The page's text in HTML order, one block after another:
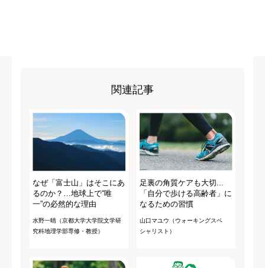
関連記事
なぜ「富士山」はそこにあ
るのか？…地球上で“唯
一”の必然的な理由
水野一晴（京都大学大学院文学研
究科地理学部専修・教授）
足裏の角質ケアも大切...
「自分で歩ける高齢者」に
なるための習慣
山口マユウ（ウォーキングスペ
シャリスト）